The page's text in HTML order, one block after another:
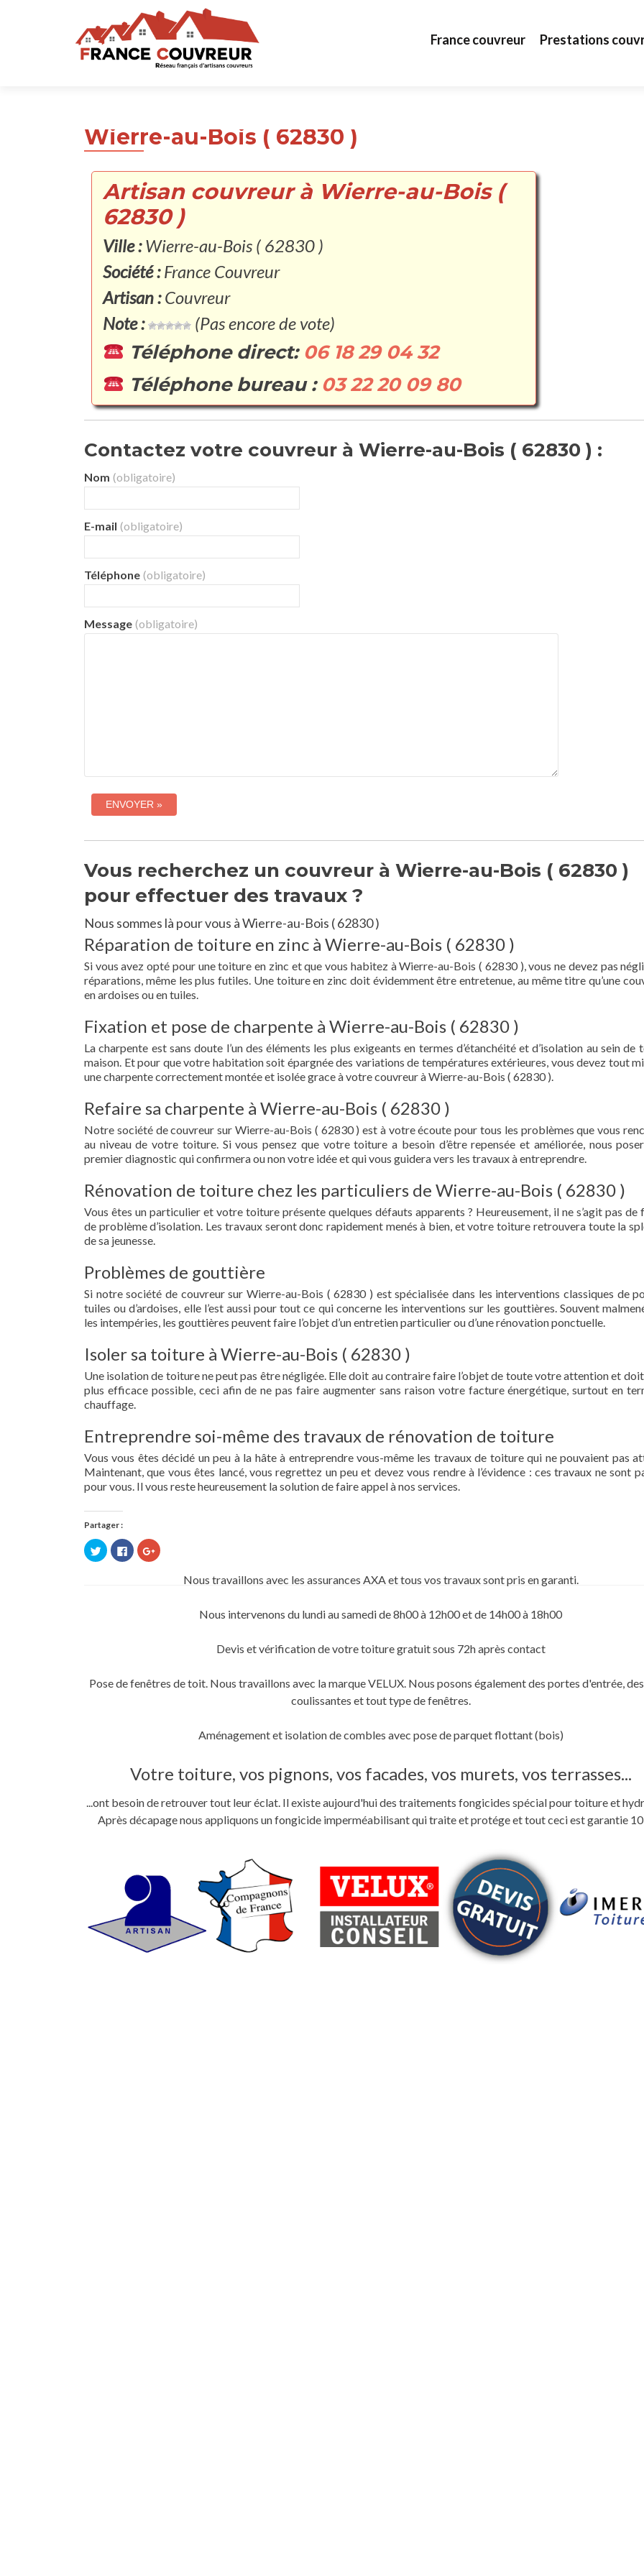
France couvreur Prestations
Wierre-au-Bois ( 62830 )
Artisan couvreur à Wierre-au-Bois (
62830 )
Ville :Wierre-au-Bois ( 62830 )
Société :France Couvreur
Artisan :Couvreur
Note :
(Pas encore de vote)
Téléphone direct: 06 18 29 04 32
Téléphone bureau : 03 22 20 09 80
Contactez votre couvreur à Wierre-au-Bois ( 62830 ) :
Nom (obligatoire)
E-mail (obligatoire)
Téléphone (obligatoire)
Message (obligatoire)
Vous recherchez un couvreur à Wierre-au-Bois ( 62830 )
pour effectuer des travaux ?
Nous sommes là pour vous à Wierre-au-Bois ( 62830 )
Réparation de toiture en zinc à Wierre-au-Bois ( 62830 )
Si vous avez opté pour une toiture en zinc et que vous habitez à Wierre-au-Bois ( 62830 ), vous ne devez pas
réparations, même les plus futiles. Une toiture en zinc doit évidemment être entretenue, au même titre qu’une
en ardoises ou en tuiles.
Fixation et pose de charpente à Wierre-au-Bois ( 62830 )
La charpente est sans doute l’un des éléments les plus exigeants en termes d’étanchéité et d’isolation au sein de
maison. Et pour que votre habitation soit épargnée des variations de températures extérieures, vous devez tout
une charpente correctement montée et isolée grace à votre couvreur à Wierre-au-Bois ( 62830 ).
Refaire sa charpente à Wierre-au-Bois ( 62830 )
Notre société de couvreur sur Wierre-au-Bois ( 62830 ) est à votre écoute pour tous les problèmes que vous
au niveau de votre toiture. Si vous pensez que votre toiture a besoin d’être repensée et améliorée, nous
premier diagnostic qui confirmera ou non votre idée et qui vous guidera vers les travaux à entreprendre.
Rénovation de toiture chez les particuliers de Wierre-au-Bois ( 62830 )
Vous êtes un particulier et votre toiture présente quelques défauts apparents ? Heureusement, il ne s’agit pas de
de problème d’isolation. Les travaux seront donc rapidement menés à bien, et votre toiture retrouvera toute la
de sa jeunesse.
Problèmes de gouttière
Si notre société de couvreur sur Wierre-au-Bois ( 62830 ) est spécialisée dans les interventions classiques de
tuiles ou d’ardoises, elle l’est aussi pour tout ce qui concerne les interventions sur les gouttières. Souvent
les intempéries, les gouttières peuvent faire l’objet d’un entretien particulier ou d’une rénovation ponctuelle.
Isoler sa toiture à Wierre-au-Bois ( 62830 )
Une isolation de toiture ne peut pas être négligée. Elle doit au contraire faire l’objet de toute votre attention et
plus efficace possible, ceci afin de ne pas faire augmenter sans raison votre facture énergétique, surtout en
chauffage.
Entreprendre soi-même des travaux de rénovation de toiture
Vous vous êtes décidé un peu à la hâte à entreprendre vous-même les travaux de toiture qui ne pouvaient pas
Maintenant, que vous êtes lancé, vous regrettez un peu et devez vous rendre à l’évidence : ces travaux ne sont
pour vous. Il vous reste heureusement la solution de faire appel à nos services.
Partager :
Cliquez
pour
partager
Cliquez
pour
partager
Facebook(ouvre
Cliquez
pour
Google+Nous travaillons avec les assurances AXA et tous vos travaux sont pris en garanti.
Nous intervenons du lundi au samedi de 8h00 à 12h00 et de 14h00 à 18h00
Devis et vérification de votre toiture gratuit sous 72h après contact
Pose de fenêtres de toit. Nous travaillons avec la marque VELUX. Nous posons également des portes d'entrée,
coulissantes et tout type de fenêtres.
Aménagement et isolation de combles avec pose de parquet flottant (bois)
Votre toiture, vos pignons, vos facades, vos murets, vos terrasses...
...ont besoin de retrouver tout leur éclat. Il existe aujourd'hui des traitements fongicides spécial pour toiture et
Après décapage nous appliquons un fongicide imperméabilisant qui traite et protége et tout ceci est garantie 10